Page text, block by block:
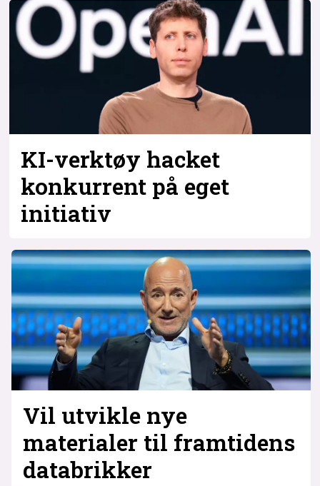
KI-verktøy hacket
konkurrent på eget
initiativ
Vil utvikle nye
materialer til framtidens
databrikker